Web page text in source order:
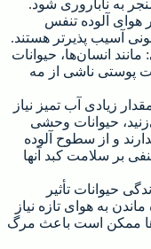
به ناباروری شود.
هوای آلوده تنفس
آسیب پذیرتر هستند.
انسان‌ها، حیوانات
پوستی ناشی از مه
زیادی آب تمیز نیاز
حیوانات وحشی
و از سطوح آلوده
بر سلامت کبد آنها
حیوانات تأثیر
به هوای تازه نیاز
ممکن است باعث مرگ